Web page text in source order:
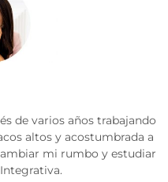
de varios años trabajando
altos y acostumbrada a
mi rumbo y estudiar